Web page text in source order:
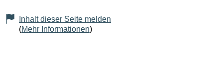
Inhalt dieser Seite melden
(Mehr Informationen)